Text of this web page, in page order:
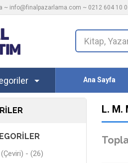
~ info@finalpazarlama.com ~ 0212 604 10
Ana Sayfa
- (26)
L. M.